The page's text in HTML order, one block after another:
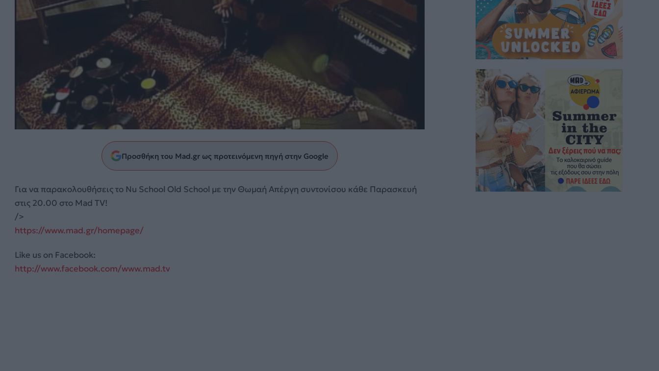
Προσθήκη του Mad.gr ως προτεινόμενη πηγή στην Google
Για να παρακολουθήσεις το Nu School Old School με την Θωμαή Απέργη συντονίσου κάθε Παρασκευή
στις 20.00 στο Mad TV!
/>
https://www.mad.gr/homepage/
Like us on Facebook:
http://www.facebook.com/www.mad.tv